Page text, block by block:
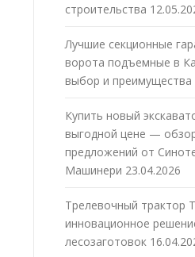
строительства
Лучшие секционные
ворота подъемные в
выбор и преимущества
Купить новый
выгодной цене —
предложений от
Машинери 23.04.2026
Трелевочный трактор
инновационное
лесозаготовок